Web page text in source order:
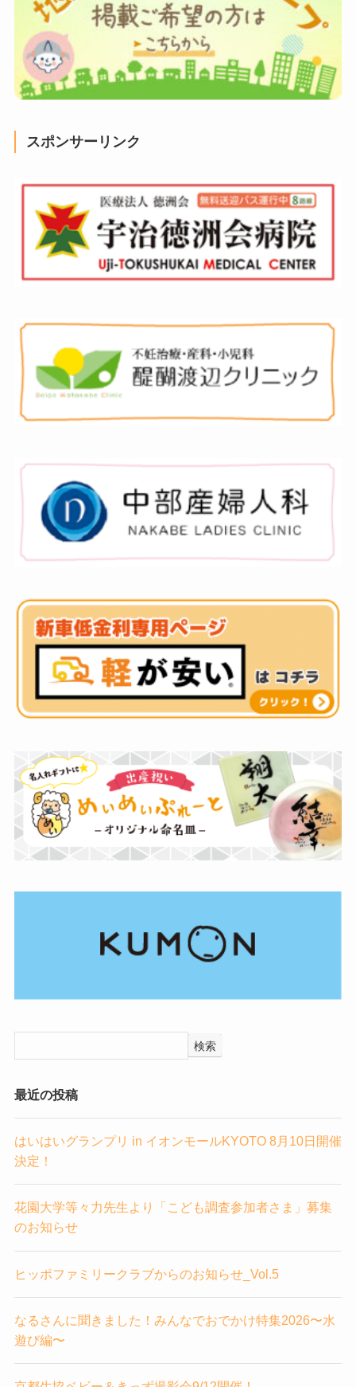
スポンサーリンク
検索
最近の投稿
はいはいグランプリ in イオンモールKYOTO 8月10日開催
決定！
花園大学等々力先生より「こども調査参加者さま」募集
のお知らせ
ヒッポファミリークラブからのお知らせ_Vol.5
なるさんに聞きました！みんなでおでかけ特集2026〜水
遊び編〜